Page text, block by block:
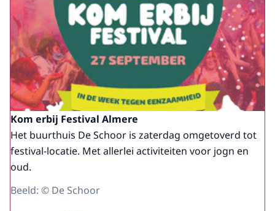
Kom erbij Festival Almere
Het buurthuis De Schoor is zaterdag omgetoverd tot
festival-locatie. Met allerlei activiteiten voor jogn en
oud.
Beeld: © De Schoor